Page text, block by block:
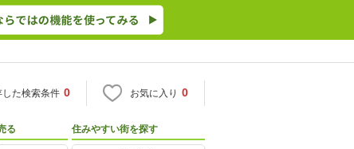
した検索条件 0 お気に入り 0
る 住みやすい街を探す